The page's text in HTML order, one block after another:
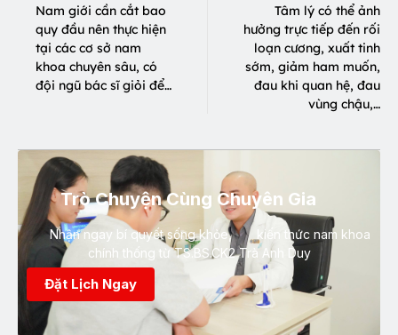
Nam giới cần cắt bao
quy đầu nên thực hiện
tại các cơ sở nam
khoa chuyên sâu, có
đội ngũ bác sĩ giỏi để…
Tâm lý có thể ảnh
hưởng trực tiếp đến rối
loạn cương, xuất tinh
sớm, giảm ham muốn,
đau khi quan hệ, đau
vùng chậu,…
Trò Chuyện Cùng Chuyên Gia
Nhận ngay bí quyết sống khỏe, kiến thức nam khoa
chính thống từ TS.BS.CK2 Trà Anh Duy
Đặt Lịch Ngay